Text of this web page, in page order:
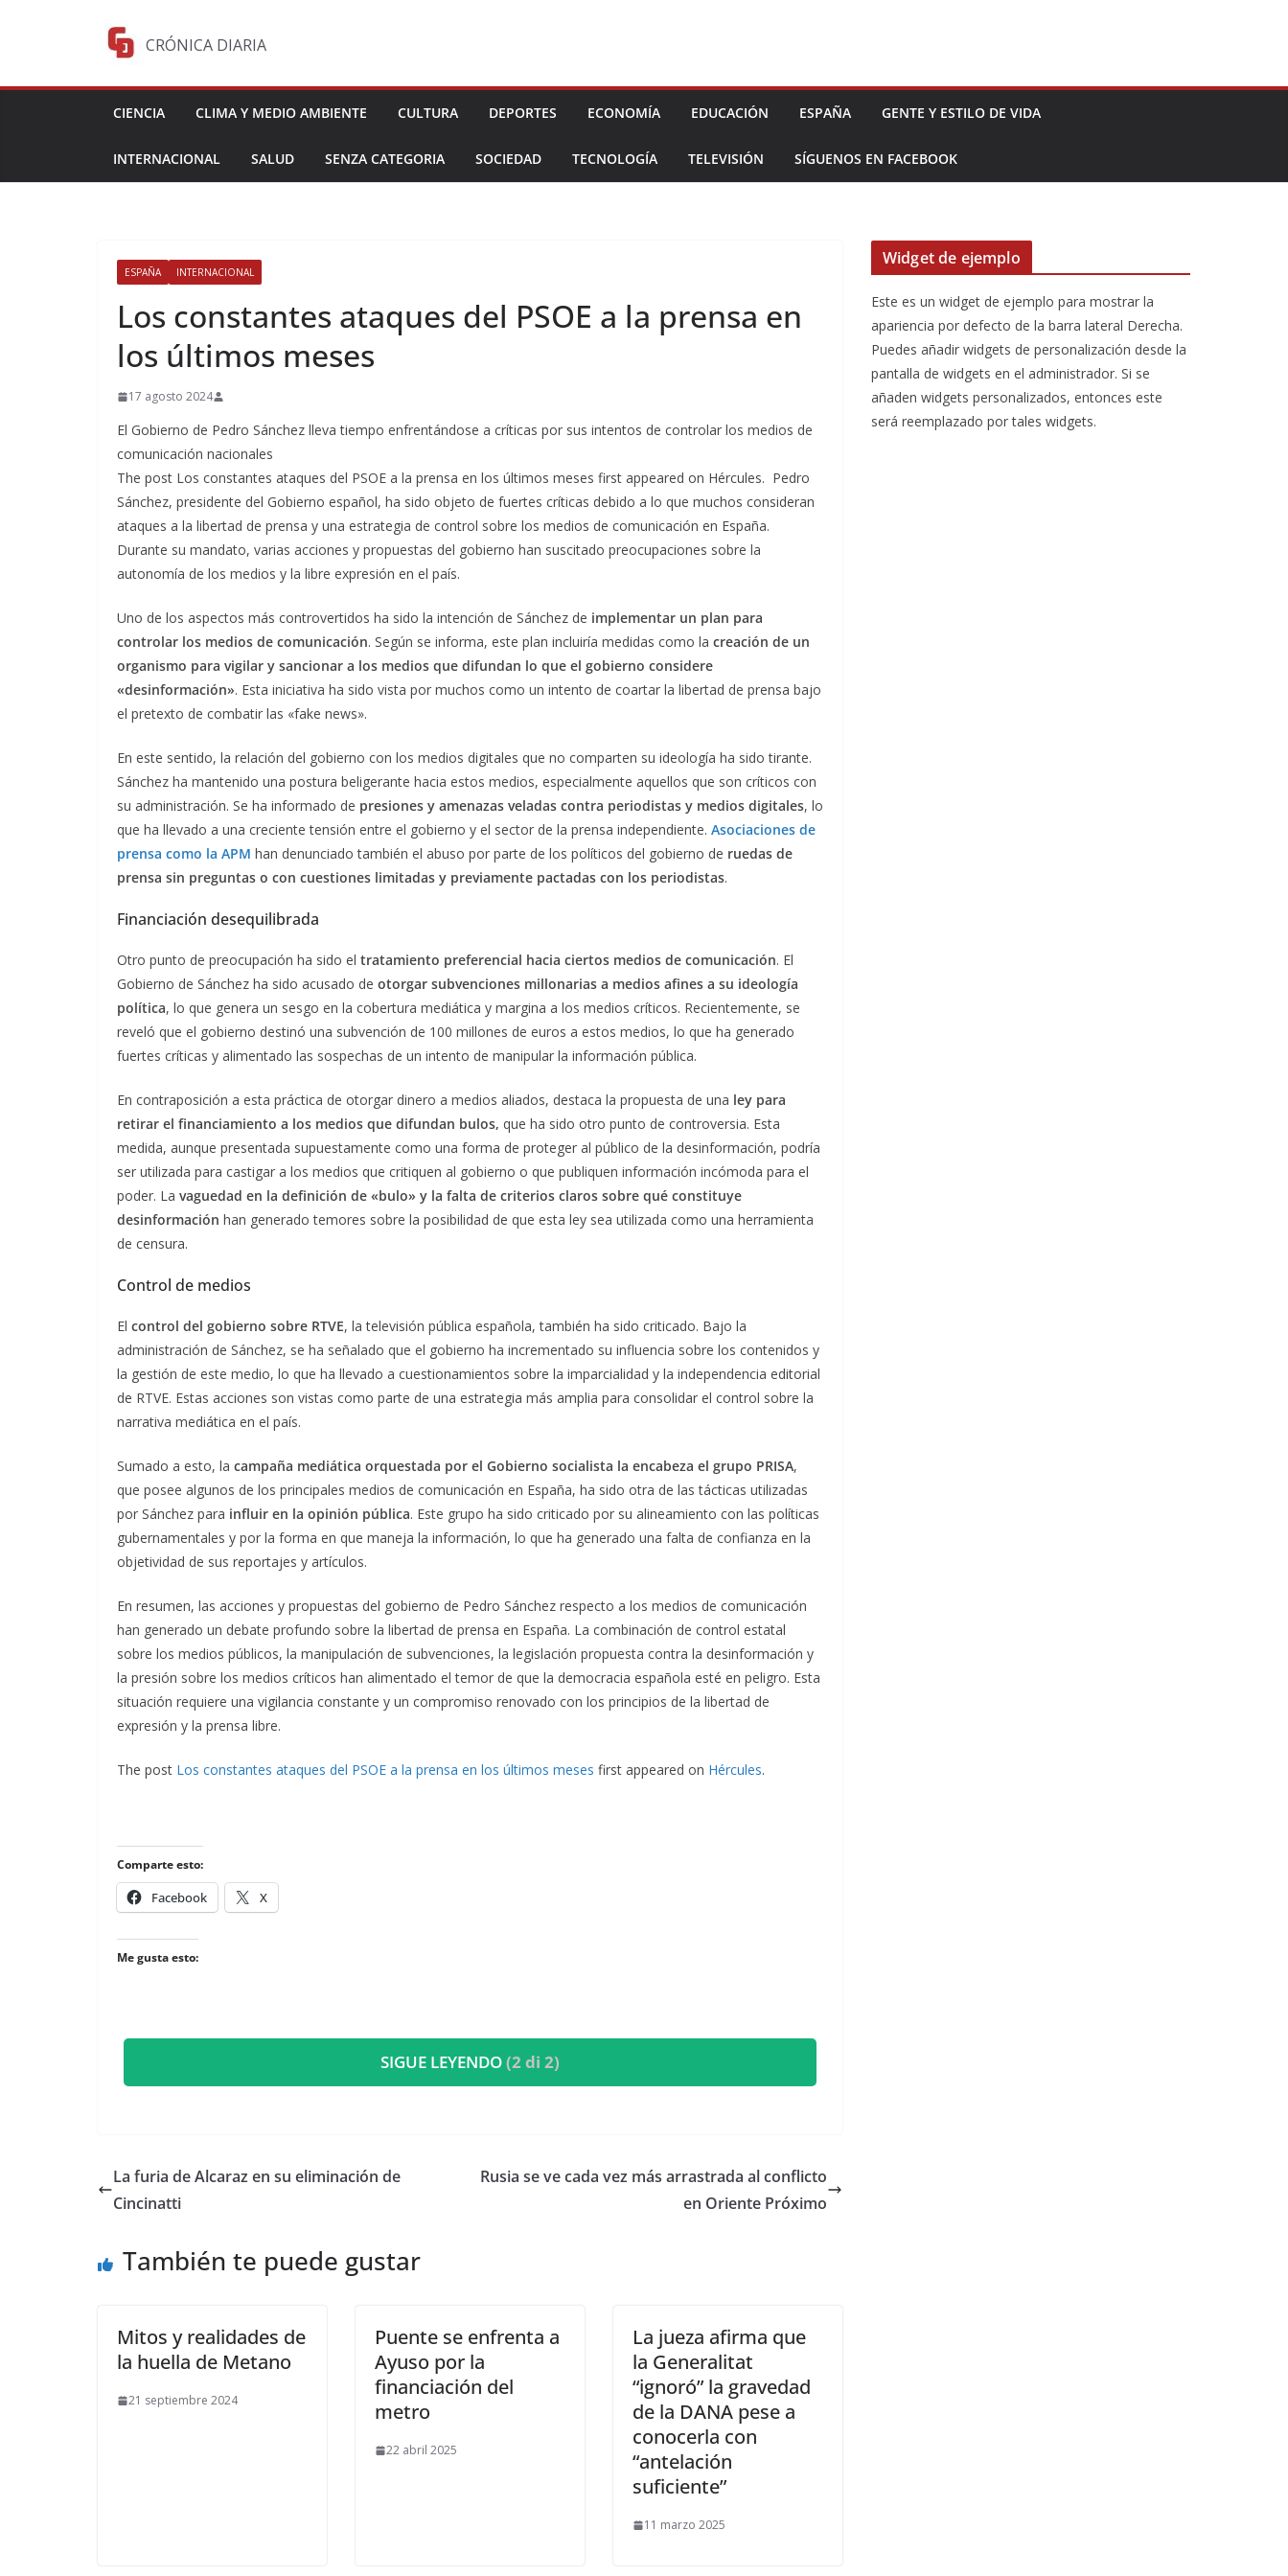
CRÓNICA DIARIA
CIENCIA CLIMA Y MEDIO AMBIENTE CULTURA DEPORTES ECONOMÍA EDUCACIÓN ESPAÑA GENTE Y ESTILO DE VIDA
INTERNACIONAL SALUD SENZA CATEGORIA SOCIEDAD TECNOLOGÍA TELEVISIÓN SÍGUENOS EN FACEBOOK
ESPAÑA INTERNACIONAL
Los constantes ataques del PSOE a la prensa en
los últimos meses
17 agosto 2024
El Gobierno de Pedro Sánchez lleva tiempo enfrentándose a críticas por sus intentos de controlar los medios de
comunicación nacionales
The post Los constantes ataques del PSOE a la prensa en los últimos meses first appeared on Hércules. Pedro
Sánchez, presidente del Gobierno español, ha sido objeto de fuertes críticas debido a lo que muchos consideran
ataques a la libertad de prensa y una estrategia de control sobre los medios de comunicación en España.
Durante su mandato, varias acciones y propuestas del gobierno han suscitado preocupaciones sobre la
autonomía de los medios y la libre expresión en el país.
Uno de los aspectos más controvertidos ha sido la intención de Sánchez de implementar un plan para
controlar los medios de comunicación. Según se informa, este plan incluiría medidas como la creación de un
organismo para vigilar y sancionar a los medios que difundan lo que el gobierno considere
«desinformación». Esta iniciativa ha sido vista por muchos como un intento de coartar la libertad de prensa bajo
el pretexto de combatir las «fake news».
En este sentido, la relación del gobierno con los medios digitales que no comparten su ideología ha sido tirante.
Sánchez ha mantenido una postura beligerante hacia estos medios, especialmente aquellos que son críticos con
su administración. Se ha informado de presiones y amenazas veladas contra periodistas y medios digitales, lo
que ha llevado a una creciente tensión entre el gobierno y el sector de la prensa independiente. Asociaciones de
prensa como la APM han denunciado también el abuso por parte de los políticos del gobierno de ruedas de
prensa sin preguntas o con cuestiones limitadas y previamente pactadas con los periodistas.
Financiación desequilibrada
Otro punto de preocupación ha sido el tratamiento preferencial hacia ciertos medios de comunicación. El
Gobierno de Sánchez ha sido acusado de otorgar subvenciones millonarias a medios afines a su ideología
política, lo que genera un sesgo en la cobertura mediática y margina a los medios críticos. Recientemente, se
reveló que el gobierno destinó una subvención de 100 millones de euros a estos medios, lo que ha generado
fuertes críticas y alimentado las sospechas de un intento de manipular la información pública.
En contraposición a esta práctica de otorgar dinero a medios aliados, destaca la propuesta de una ley para
retirar el financiamiento a los medios que difundan bulos, que ha sido otro punto de controversia. Esta
medida, aunque presentada supuestamente como una forma de proteger al público de la desinformación, podría
ser utilizada para castigar a los medios que critiquen al gobierno o que publiquen información incómoda para el
poder. La vaguedad en la definición de «bulo» y la falta de criterios claros sobre qué constituye
desinformación han generado temores sobre la posibilidad de que esta ley sea utilizada como una herramienta
de censura.
Control de medios
El control del gobierno sobre RTVE, la televisión pública española, también ha sido criticado. Bajo la
administración de Sánchez, se ha señalado que el gobierno ha incrementado su influencia sobre los contenidos y
la gestión de este medio, lo que ha llevado a cuestionamientos sobre la imparcialidad y la independencia editorial
de RTVE. Estas acciones son vistas como parte de una estrategia más amplia para consolidar el control sobre la
narrativa mediática en el país.
Sumado a esto, la campaña mediática orquestada por el Gobierno socialista la encabeza el grupo PRISA,
que posee algunos de los principales medios de comunicación en España, ha sido otra de las tácticas utilizadas
por Sánchez para influir en la opinión pública. Este grupo ha sido criticado por su alineamiento con las políticas
gubernamentales y por la forma en que maneja la información, lo que ha generado una falta de confianza en la
objetividad de sus reportajes y artículos.
En resumen, las acciones y propuestas del gobierno de Pedro Sánchez respecto a los medios de comunicación
han generado un debate profundo sobre la libertad de prensa en España. La combinación de control estatal
sobre los medios públicos, la manipulación de subvenciones, la legislación propuesta contra la desinformación y
la presión sobre los medios críticos han alimentado el temor de que la democracia española esté en peligro. Esta
situación requiere una vigilancia constante y un compromiso renovado con los principios de la libertad de
expresión y la prensa libre.
The post Los constantes ataques del PSOE a la prensa en los últimos meses first appeared on Hércules.
Comparte esto:
Facebook X
Me gusta esto:
SIGUE LEYENDO(2 di 2)
La furia de Alcaraz en su eliminación de
Cincinatti
Rusia se ve cada vez más arrastrada al conflicto
en Oriente Próximo
También te puede gustar
Mitos y realidades de
la huella de Metano
21 septiembre 2024
Puente se enfrenta a
Ayuso por la
financiación del
metro
22 abril 2025
La jueza afirma que
la Generalitat
“ignoró” la gravedad
de la DANA pese a
conocerla con
“antelación
suficiente”
11 marzo 2025
Widget de ejemplo
Este es un widget de ejemplo para mostrar la
apariencia por defecto de la barra lateral Derecha.
Puedes añadir widgets de personalización desde la
pantalla de widgets en el administrador. Si se
añaden widgets personalizados, entonces este
será reemplazado por tales widgets.